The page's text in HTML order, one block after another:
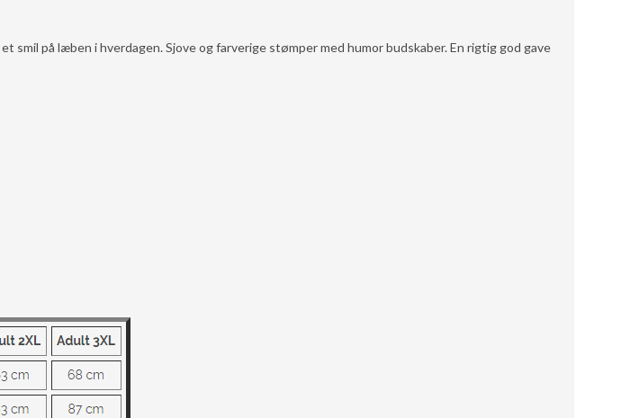
på læben i hverdagen. Sjove og farverige stømper med humor budskaber. En rigtig god gave